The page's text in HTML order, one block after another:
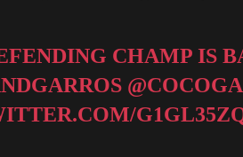
CHAMP IS